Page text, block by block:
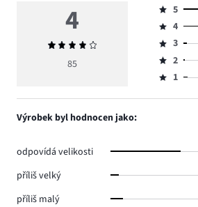
4
Průměrné
hodnocení
85
Hodnocení
5,
počet
hlasů
50.
5
Hodnocení
4,
počet
hlasů
4
Hodnocení
3,
počet
3
Hodnocení
2,
2
Hodnocení
1,
1
Výrobek byl hodnocen jako:
odpovídá velikosti
příliš velký
příliš malý